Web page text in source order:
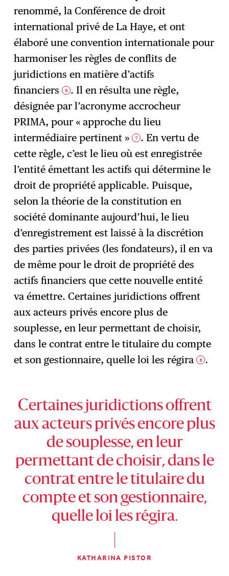
renommé, la Conférence de droit
international privé de La Haye, et ont
élaboré une convention internationale pour
harmoniser les règles de conflits de
juridictions en matière d’actifs
financiers 6 . Il en résulta une règle,
désignée par l’acronyme accrocheur
PRIMA, pour « approche du lieu
intermédiaire pertinent » 7 . En vertu de
cette règle, c’est le lieu où est enregistrée
l’entité émettant les actifs qui détermine le
droit de propriété applicable. Puisque,
selon la théorie de la constitution en
société dominante aujourd’hui, le lieu
d’enregistrement est laissé à la discrétion
des parties privées (les fondateurs), il en va
de même pour le droit de propriété des
actifs financiers que cette nouvelle entité
va émettre. Certaines juridictions offrent
aux acteurs privés encore plus de
souplesse, en leur permettant de choisir,
dans le contrat entre le titulaire du compte
et son gestionnaire, quelle loi les régira 8 .
Certaines juridictions offrent
aux acteurs privés encore plus
de souplesse, en leur
permettant de choisir, dans le
contrat entre le titulaire du
compte et son gestionnaire,
quelle loi les régira.
KATHARINA PISTOR